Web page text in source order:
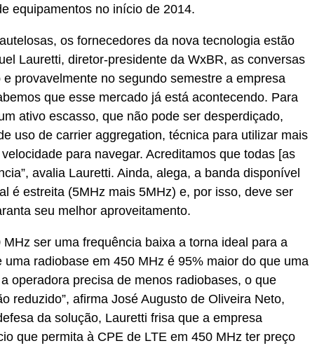
equipamentos no início de 2014.
os fornecedores da nova tecnologia estão
Lauretti, diretor-presidente da WxBR, as conversas
provavelmente no segundo semestre a empresa
que esse mercado já está acontecendo. Para
ativo escasso, que não pode ser desperdiçado,
uso de carrier aggregation, técnica para utilizar mais
para navegar. Acreditamos que todas [as
avalia Lauretti. Ainda, alega, a banda disponível
é estreita (5MHz mais 5MHz) e, por isso, deve ser
seu melhor aproveitamento.
ser uma frequência baixa a torna ideal para a
uma radiobase em 450 MHz é 95% maior do que uma
operadora precisa de menos radiobases, o que
reduzido”, afirma José Augusto de Oliveira Neto,
da solução, Lauretti frisa que a empresa
que permita à CPE de LTE em 450 MHz ter preço